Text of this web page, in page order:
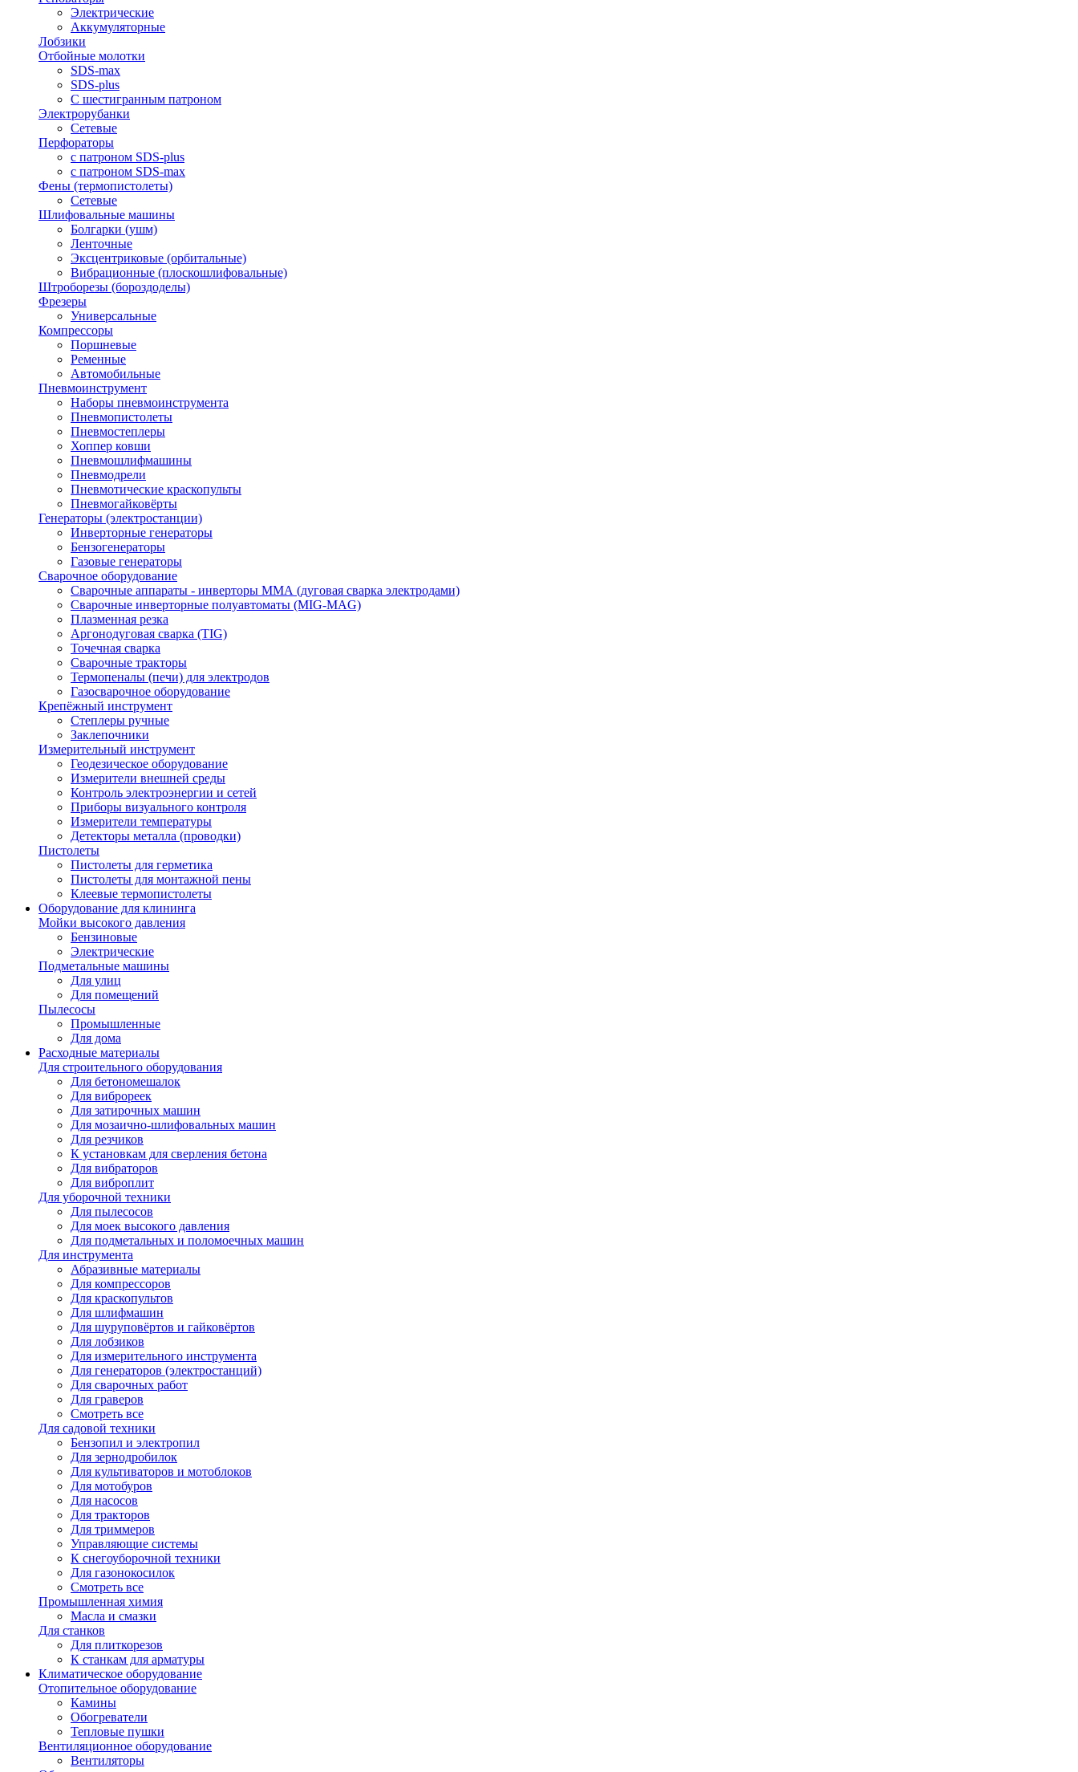
Электрические
Аккумуляторные
Лобзики
Отбойные молотки
SDS-max
SDS-plus
С шестигранным патроном
Электрорубанки
Сетевые
Перфораторы
с патроном SDS-plus
с патроном SDS-max
Фены (термопистолеты)
Сетевые
Шлифовальные машины
Болгарки (ушм)
Ленточные
Эксцентриковые (орбитальные)
Вибрационные (плоскошлифовальные)
Штроборезы (бороздоделы)
Фрезеры
Универсальные
Компрессоры
Поршневые
Ременные
Автомобильные
Пневмоинструмент
Наборы пневмоинструмента
Пневмопистолеты
Пневмостеплеры
Хоппер ковши
Пневмошлифмашины
Пневмодрели
Пневмотические краскопульты
Пневмогайковёрты
Генераторы (электростанции)
Инверторные генераторы
Бензогенераторы
Газовые генераторы
Сварочное оборудование
Сварочные аппараты - инверторы ММА (дуговая сварка электродами)
Сварочные инверторные полуавтоматы (MIG-MAG)
Плазменная резка
Аргонодуговая сварка (TIG)
Точечная сварка
Сварочные тракторы
Термопеналы (печи) для электродов
Газосварочное оборудование
Крепёжный инструмент
Степлеры ручные
Заклепочники
Измерительный инструмент
Геодезическое оборудование
Измерители внешней среды
Контроль электроэнергии и сетей
Приборы визуального контроля
Измерители температуры
Детекторы металла (проводки)
Пистолеты
Пистолеты для герметика
Пистолеты для монтажной пены
Клеевые термопистолеты
Оборудование для клининга
Мойки высокого давления
Бензиновые
Электрические
Подметальные машины
Для улиц
Для помещений
Пылесосы
Промышленные
Для дома
Расходные материалы
Для строительного оборудования
Для бетономешалок
Для виброреек
Для затирочных машин
Для мозаично-шлифовальных машин
Для резчиков
К установкам для сверления бетона
Для вибраторов
Для виброплит
Для уборочной техники
Для пылесосов
Для моек высокого давления
Для подметальных и поломоечных машин
Для инструмента
Абразивные материалы
Для компрессоров
Для краскопультов
Для шлифмашин
Для шуруповёртов и гайковёртов
Для лобзиков
Для измерительного инструмента
Для генераторов (электростанций)
Для сварочных работ
Для граверов
Смотреть все
Для садовой техники
Бензопил и электропил
Для зернодробилок
Для культиваторов и мотоблоков
Для мотобуров
Для насосов
Для тракторов
Для триммеров
Управляющие системы
К снегоуборочной техники
Для газонокосилок
Смотреть все
Промышленная химия
Масла и смазки
Для станков
Для плиткорезов
К станкам для арматуры
Климатическое оборудование
Отопительное оборудование
Камины
Обогреватели
Тепловые пушки
Вентиляционное оборудование
Вентиляторы